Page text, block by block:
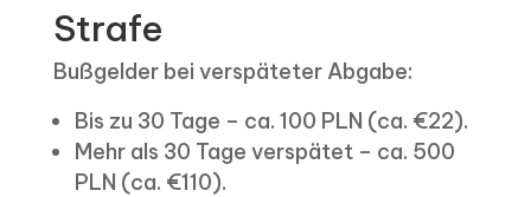
Strafe
Bußgelder bei verspäteter Abgabe:
Bis zu 30 Tage – ca. 100 PLN (ca. €22).
Mehr als 30 Tage verspätet – ca. 500
PLN (ca. €110).